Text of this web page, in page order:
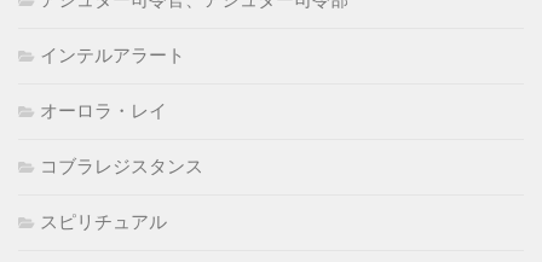
インテルアラート
オーロラ・レイ
コブラレジスタンス
スピリチュアル